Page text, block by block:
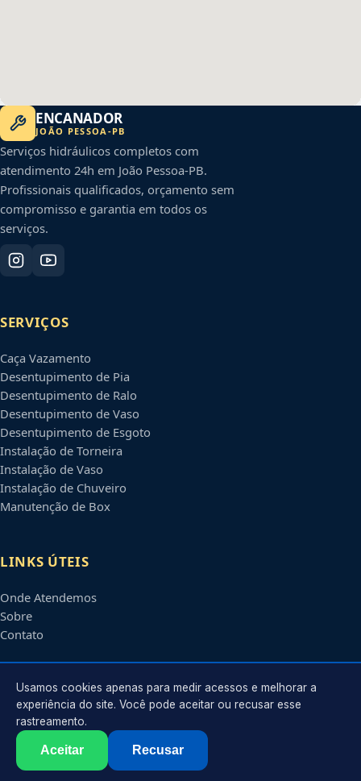
ENCANADOR
JOÃO PESSOA -PB
Serviços hidráulicos completos com
atendimento 24h em João Pessoa-PB.
Profissionais qualificados, orçamento sem
compromisso e garantia em todos os
serviços.
SERVIÇOS
Caça Vazamento
Desentupimento de Pia
Desentupimento de Ralo
Desentupimento de Vaso
Desentupimento de Esgoto
Instalação de Torneira
Instalação de Vaso
Instalação de Chuveiro
Manutenção de Box
LINKS ÚTEIS
Onde Atendemos
Sobre
Contato
CONTATO
Atendimento em
contato@encanadoremjoaopessoa.com.br
2026 Encanador emJoão Pessoa
. Todos os direitos reservados.
Usamos cookies apenas para medir acessos e melhorar a
experiência do site. Você pode aceitar ou recusar esse
rastreamento.
Aceitar Recusar